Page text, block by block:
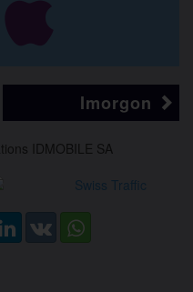
Imorgon
IDMOBILE SA